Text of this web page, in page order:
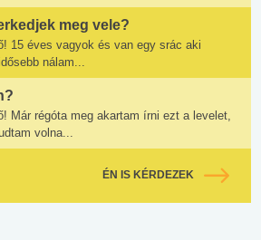
meg vele?
15 éves vagyok és van egy srác aki
nálam...
Már régóta meg akartam írni ezt a levelet,
volna...
ÉN IS KÉRDEZEK